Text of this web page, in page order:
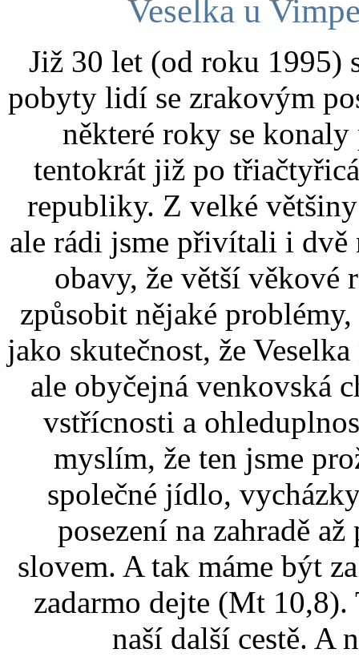
Veselka u
Již 30 let (od roku 1995)
pobyty lidí se zrakovým
některé roky se
tentokrát již po
republiky. Z velké
ale rádi jsme přivítali i dvě
obavy, že větší
způsobit nějaké
jako skutečnost, že
ale obyčejná venkovská
vstřícnosti a
myslím, že ten jsme
společné jídlo,
posezení na zahradě
slovem. A tak máme být
zadarmo dejte (Mt 10,8).
naší další cestě. A